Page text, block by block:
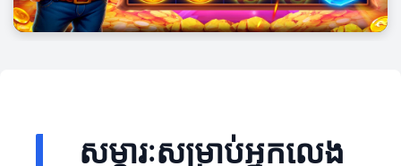
សម្ភារៈសម្រាប់អ្នកលេង